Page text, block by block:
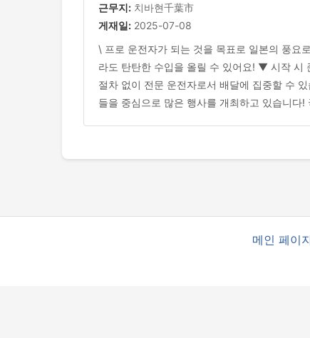
근무지: 치바현千葉市
게재일: 2025-07-08
\ 프로 운전자가 되는 것을 목표로 일본의 풍요
라도 탄탄한 수입을 올릴 수 있어요! ▼ 시작 시
절차 없이 전문 운전자로서 배달에 집중할 수
들을 중심으로 많은 행사를 개최하고 있습니다
메인 페이